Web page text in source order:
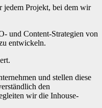
jedem Projekt, bei dem wir
und Content-Strategien von
entwickeln.
und stellen diese
den
wir die Inhouse-